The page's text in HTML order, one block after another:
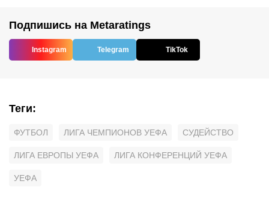
Подпишись на Metaratings
Instagram Telegram TikTok
Теги:
ФУТБОЛ ЛИГА ЧЕМПИОНОВ УЕФА СУДЕЙСТВО
ЛИГА ЕВРОПЫ УЕФА ЛИГА КОНФЕРЕНЦИЙ УЕФА
УЕФА